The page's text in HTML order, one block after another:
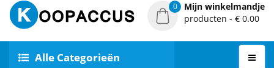
0
Mijn winkelmandje
producten - € 0.00
Alle Categorieën